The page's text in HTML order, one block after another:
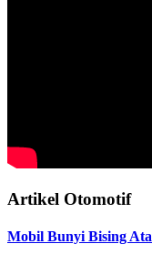
Artikel Otomotif
Mobil Bunyi Bising